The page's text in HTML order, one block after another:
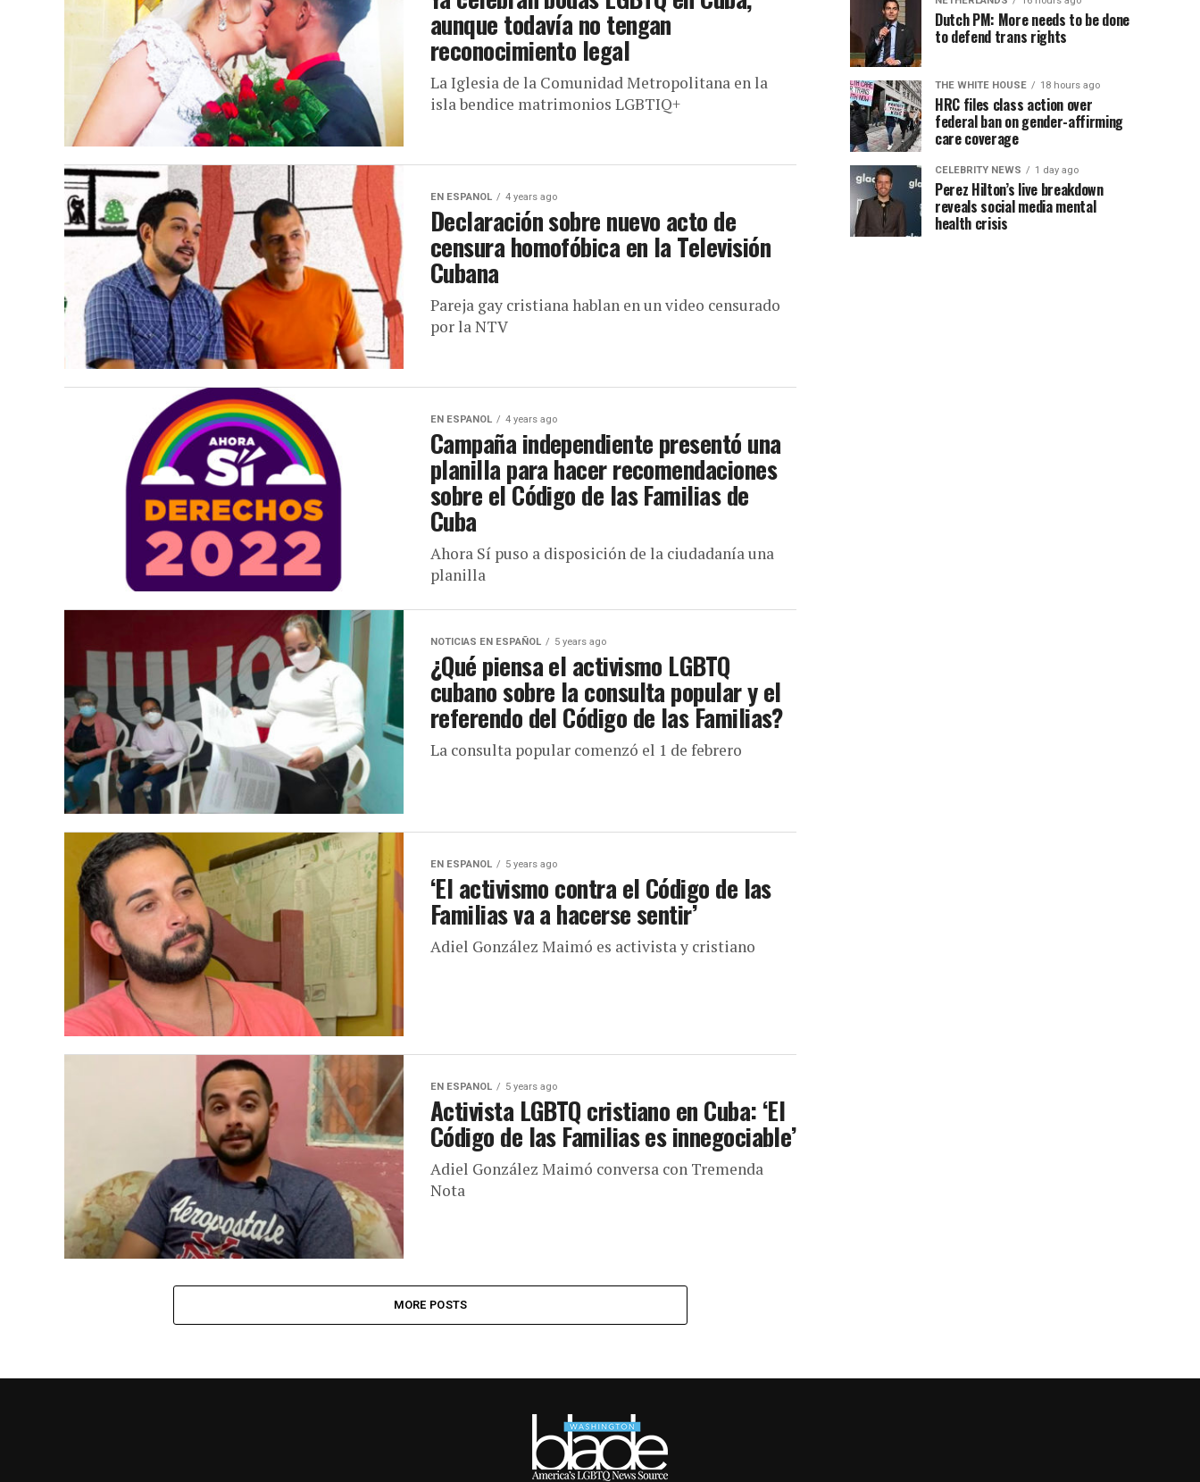
aunque todavía no tengan
reconocimiento legal
La Iglesia de la Comunidad Metropolitana en la
isla bendice matrimonios LGBTIQ+
EN ESPANOL 4 years ago
Declaración sobre nuevo acto de
censura homofóbica en la Televisión
Cubana
Pareja gay cristiana hablan en un video censurado
por la NTV
EN ESPANOL 4 years ago
Campaña independiente presentó una
planilla para hacer recomendaciones
sobre el Código de las Familias de
Cuba
Ahora Sí puso a disposición de la ciudadanía una
planilla
NOTICIAS EN ESPAÑOL 5 years ago
¿Qué piensa el activismo LGBTQ
cubano sobre la consulta popular y el
referendo del Código de las Familias?
La consulta popular comenzó el 1 de febrero
EN ESPANOL 5 years ago
‘El activismo contra el Código de las
Familias va a hacerse sentir’
Adiel González Maimó es activista y cristiano
EN ESPANOL 5 years ago
Activista LGBTQ cristiano en Cuba: ‘El
Código de las Familias es innegociable’
Adiel González Maimó conversa con Tremenda
Nota
MORE POSTS
Dutch PM: More needs to be done
to defend trans rights
THE WHITE HOUSE 18 hours ago
HRC files class action over
federal ban on gender-affirming
care coverage
CELEBRITY NEWS 1 day ago
Perez Hilton’s live breakdown
reveals social media mental
health crisis